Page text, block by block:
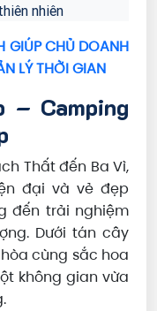
nhiên
GIÚP CHỦ DOANH
LÝ THỜI GIAN
– Camping
Thất đến Ba Vì,
đại và vẻ đẹp
đến trải nghiệm
Dưới tán cây
cùng sắc hoa
không gian vừa